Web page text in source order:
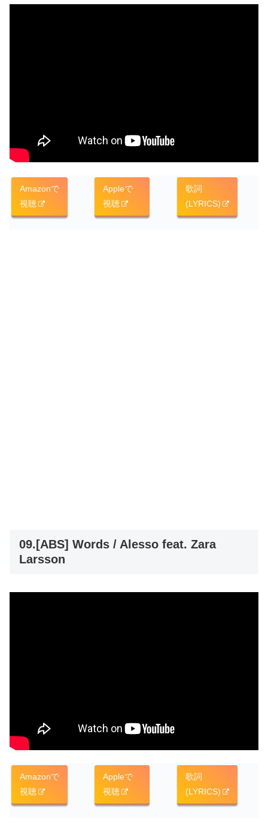
Amazonで
視聴
Appleで
視聴
歌詞
(LYRICS)
09.[ABS] Words / Alesso feat. Zara
Larsson
Amazonで
視聴
Appleで
視聴
歌詞
(LYRICS)